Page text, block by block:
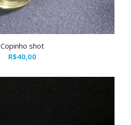
Copinho shot
R$40,00